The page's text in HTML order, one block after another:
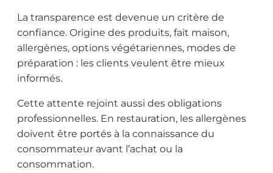
La transparence est devenue un critère de
confiance. Origine des produits, fait maison,
allergènes, options végétariennes, modes de
préparation : les clients veulent être mieux
informés.
Cette attente rejoint aussi des obligations
professionnelles. En restauration, les allergènes
doivent être portés à la connaissance du
consommateur avant l’achat ou la
consommation.